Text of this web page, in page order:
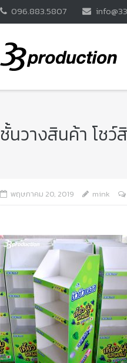
096.883.5807
ชั้นวางสินค้า โช
พฤษภาคม 20, 2019 mink